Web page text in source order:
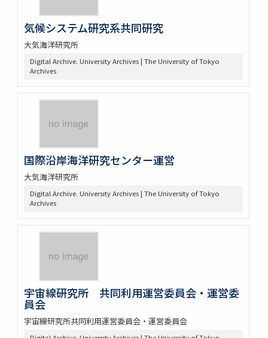
気候システム研究系共同研究
大気海洋研究所
Digital Archive. University Archives | The University of Tokyo
Archives
国際沿岸海洋研究センター運営
大気海洋研究所
Digital Archive. University Archives | The University of Tokyo
Archives
宇宙線研究所 共同利用運営委員会・運営委
員会
宇宙線研究所共同利用運営委員会・運営委員会